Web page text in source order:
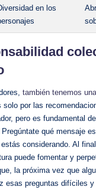
en los⁣
también tenemos
solo por‍ las
pero ‍es⁤ fundamental
Pregúntate qué ⁢mensaje
considerando. Al
puede fomentar y
la próxima vez que
esas preguntas difíciles y